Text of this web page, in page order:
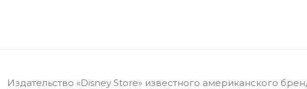
Издательство «Disney Store» известного американского